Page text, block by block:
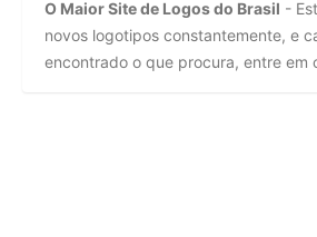
O Maior Site de Logos do Brasil -
novos logotipos constantemente, e
encontrado o que procura, entre em